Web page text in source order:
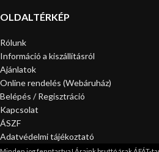
OLDALTÉRKÉP
Rólunk
Információ a kiszállításról
Ajánlatok
Online rendelés (Webáruház)
Belépés / Regisztráció
Kapcsolat
ÁSZF
Adatvédelmi tájékoztató